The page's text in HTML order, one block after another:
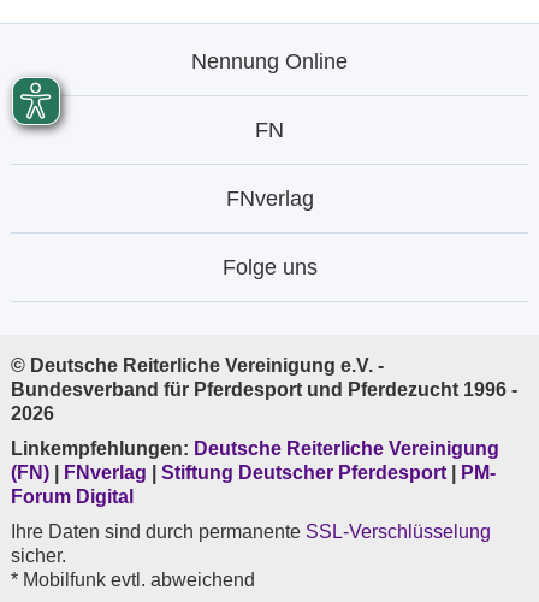
Nennung Online
FN
FNverlag
Folge uns
© Deutsche Reiterliche Vereinigung e.V. -
Bundesverband für Pferdesport und Pferdezucht 1996 -
2026
Linkempfehlungen: Deutsche Reiterliche Vereinigung
(FN)
FNverlag Stiftung Deutscher Pferdesport
PM-
Forum Digital
Ihre Daten sind durch permanente SSL-Verschlüsselung
sicher.
* Mobilfunk evtl. abweichend